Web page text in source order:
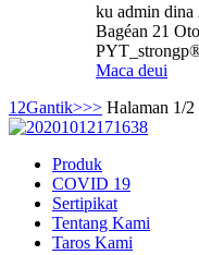
ku admin dina
Bagéan 21
Maca deui
1 2Gantik>>> Halaman 1/2
Produk
COVID 19
Sertipikat
Tentang Kami
Taros Kami